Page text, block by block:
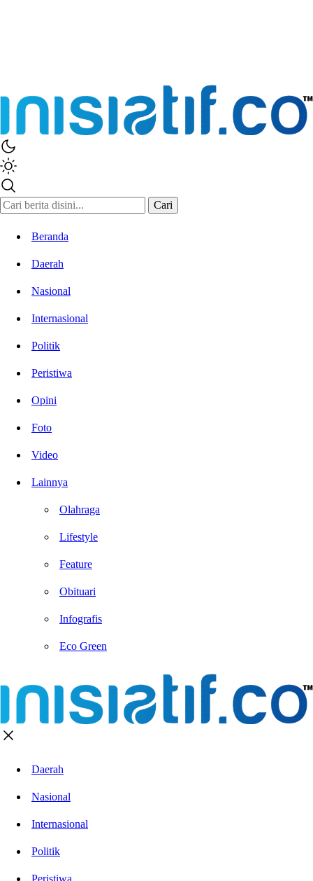
Cari
Beranda
Daerah
Nasional
Internasional
Politik
Peristiwa
Opini
Foto
Video
Lainnya
Olahraga
Lifestyle
Feature
Obituari
Infografis
Eco Green
Daerah
Nasional
Internasional
Politik
Peristiwa